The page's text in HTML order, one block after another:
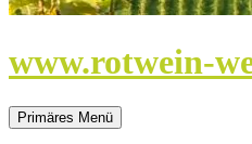
www.rotwein-
Primäres Menü